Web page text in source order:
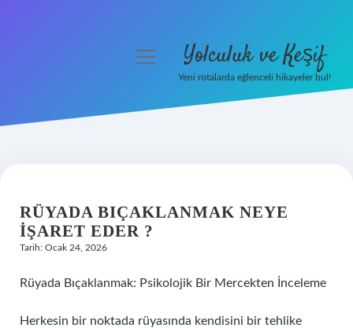
Hakkımızda
menüyü Yolculuk ve Keşif
Yeni rotalarda eğlenceli hikayeler bul!
RÜYADA BIÇAKLANMAK NEYE
IŞARET EDER ?
Tarih: Ocak 24, 2026
Rüyada Bıçaklanmak: Psikolojik Bir Mercekten İnceleme
Herkesin bir noktada rüyasında kendisini bir tehlike